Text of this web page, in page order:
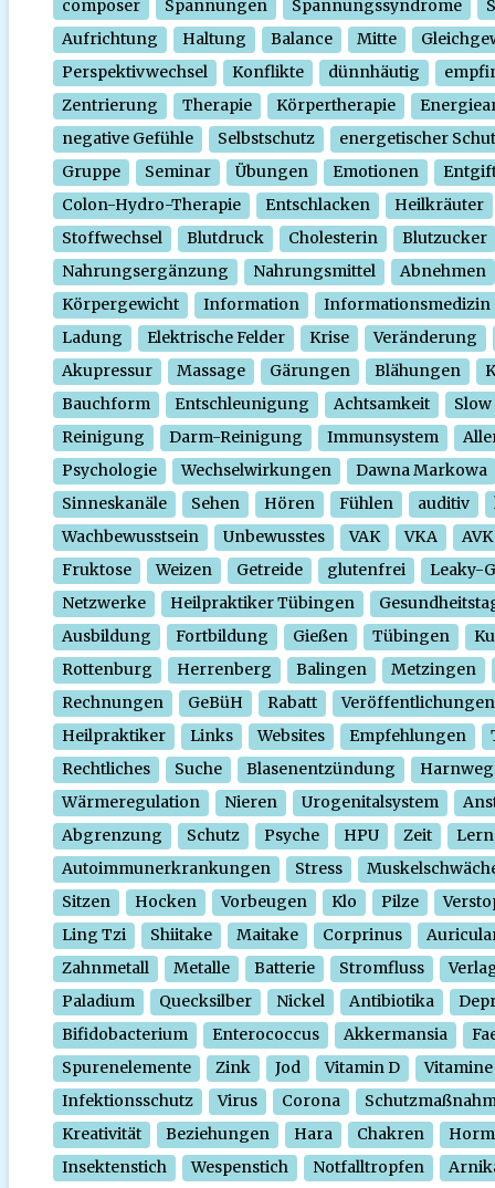
composer Spannungen Spannungssyndrome
Aufrichtung
Haltung Balance Mitte
Perspektivwechsel
Konflikte dünnhäutig
Zentrierung
Therapie Körpertherapie
negative Gefühle
Selbstschutz
energetischer
Gruppe
Seminar Übungen Emotionen
Colon-Hydro-Therapie
Entschlacken
Heilkräuter
Stoffwechsel
Blutdruck Cholesterin
Blutzucker
Nahrungsergänzung
Nahrungsmittel
Abnehmen
Körpergewicht
Information
Informationsmedizin
Ladung
Elektrische Felder Krise
Veränderung
Akupressur
Massage Gärungen Blähungen
Bauchform
Entschleunigung Achtsamkeit
Slow
Reinigung
Darm-Reinigung Immunsystem
Psychologie
Wechselwirkungen
Dawna Markowa
Sinneskanäle
Sehen Hören Fühlen auditiv
Wachbewusstsein
Unbewusstes VAK VKA
AVK
Fruktose
Weizen Getreide glutenfrei
Leaky-
Netzwerke
Heilpraktiker Tübingen
Ausbildung
Fortbildung Gießen Tübingen
Rottenburg
Herrenberg Balingen
Metzingen
Rechnungen
GeBüH Rabatt
Veröffentlichungen
Heilpraktiker
Links Websites Empfehlungen
Rechtliches
Suche Blasenentzündung
Wärmeregulation
Nieren Urogenitalsystem
Abgrenzung
Schutz Psyche HPU Zeit
Autoimmunerkrankungen
Stress
Sitzen
Hocken Vorbeugen Klo Pilze
Ling Tzi
Shiitake Maitake Corprinus
Zahnmetall
Metalle Batterie Stromfluss
Paladium
Quecksilber Nickel Antibiotika
Bifidobacterium
Enterococcus Akkermansia
Spurenelemente
Zink Jod Vitamin D
Vitamine
Infektionsschutz
Virus Corona
Kreativität
Beziehungen Hara Chakren
Insektenstich
Wespenstich Notfalltropfen